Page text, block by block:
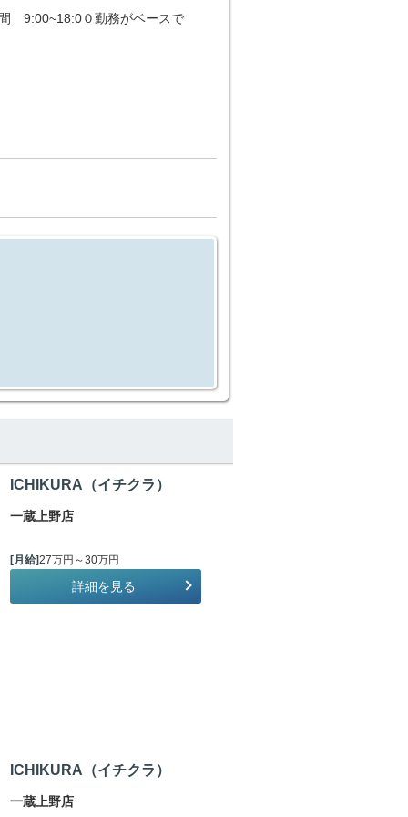
9:00~18:0０勤務がベースで
ICHIKURA（イチクラ）
一蔵上野店
[月給]27万円～30万円
詳細を見る
ICHIKURA（イチクラ）
一蔵上野店